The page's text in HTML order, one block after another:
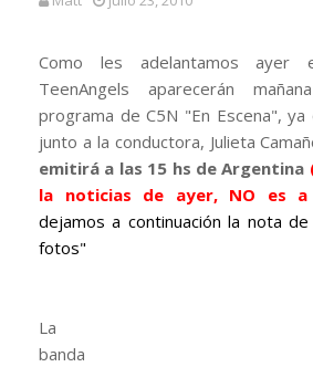
Como les adelantamos ayer
TeenAngels aparecerán
programa de C5N "En Escena",
junto a la conductora, Julieta
emitirá a las 15 hs de Argentina
la noticias de ayer, NO es a
dejamos a continuación la nota de
fotos"
La
banda